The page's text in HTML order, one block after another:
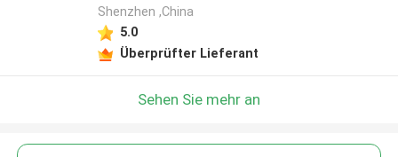
Shenzhen ,China
5.0
Überprüfter Lieferant
Sehen Sie mehr an